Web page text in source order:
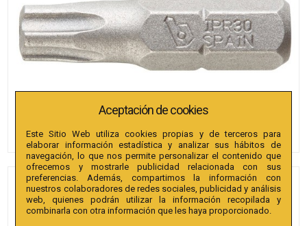
PUNTAS BIANDITZ TX
SEGURIDAD 15 X 25MM 1/4"
Aceptación de cookies
Este Sitio Web utiliza cookies propias y de terceros para
elaborar información estadística y analizar sus hábitos de
navegación, lo que nos permite personalizar el contenido que
ofrecemos y mostrarle publicidad relacionada con sus
preferencias. Además, compartimos la información con
nuestros colaboradores de redes sociales, publicidad y análisis
web, quienes podrán utilizar la información recopilada y
combinarla con otra información que les haya proporcionado.